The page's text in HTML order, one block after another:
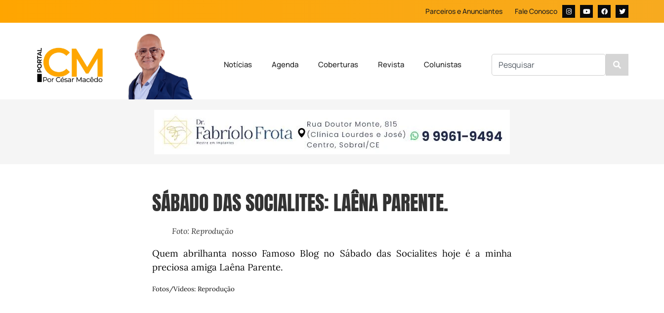
Parceiros e Anunciantes Fale Conosco
Notícias Agenda Coberturas Revista Colunistas
SÁBADO DAS SOCIALITES: LAÊNA PARENTE.
Foto: Reprodução
Quem abrilhanta nosso Famoso Blog no Sábado das Socialites hoje é a minha
preciosa amiga Laêna Parente.
Fotos/Vídeos: Reprodução